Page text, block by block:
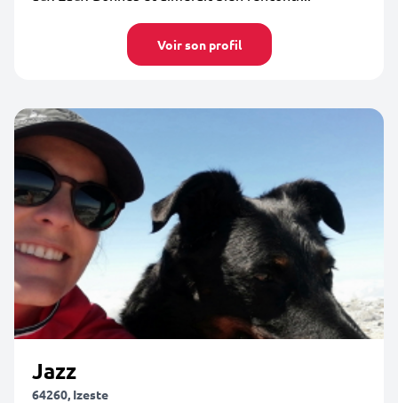
Voir son profil
Jazz
64260, Izeste